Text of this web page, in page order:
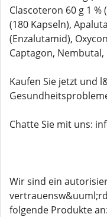
Clascoteron 60 g 1 %
(180 Kapseln),
(Enzalutamid),
Captagon,
Kaufen Sie jetzt und
Chatte Sie mit uns:
Wir sind ein
folgende Produkte an: